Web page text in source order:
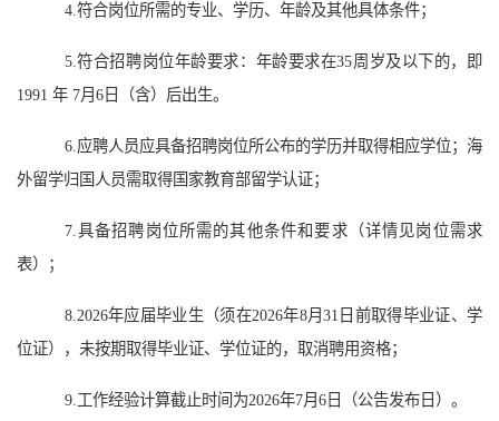
4.符合岗位所需的专业、学历、年龄及其他具体条件；
5.符合招聘岗位年龄要求：年龄要求在35周岁及以下的，即
1991 年 7月6日（含）后出生。
6.应聘人员应具备招聘岗位所公布的学历并取得相应学位；海
外留学归国人员需取得国家教育部留学认证；
7.具备招聘岗位所需的其他条件和要求（详情见岗位需求
表）；
8.2026年应届毕业生 （须在2026年8月31日前取得毕业证、学
位证） ，未按期取得毕业证、学位证的，取消聘用资格；
9.工作经验计算截止时间为2026年7月6日（公告发布日）。